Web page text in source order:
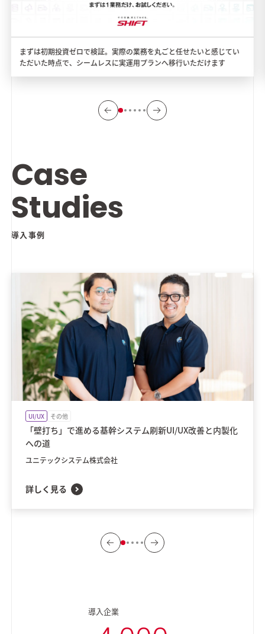
まずは初期投資ゼロで検証。実際の業務を丸ごと任せたいと感じてい
ただいた時点で、シームレスに実運用プランへ移行いただけます
Case
Studies
導入事例
UI/UX その他
「壁打ち」で進める基幹システム刷新UI/UX改善と内製化
への道
ユニテックシステム株式会社
詳しく見る
導入企業